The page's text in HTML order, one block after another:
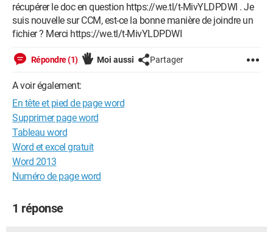
récupérer le doc en question https://we.tl/t-MivYLDPDWI . Je
suis nouvelle sur CCM, est-ce la bonne manière de joindre un
fichier ? Merci https://we.tl/t-MivYLDPDWI
Répondre (1) Moi aussi Partager
A voir également:
En tête et pied de page word
Supprimer page word
Tableau word
Word et excel gratuit
Word 2013
Numéro de page word
1 réponse